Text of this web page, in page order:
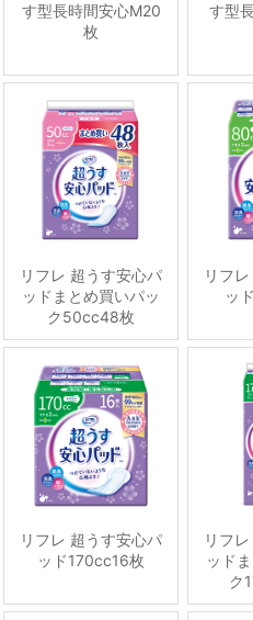
す型長時間安心M20
枚
す型
リフレ 超うす安心パ
ッドまとめ買いパッ
ク50cc48枚
リフ
ッ
リフレ 超うす安心パ
ッド170cc16枚
リフ
ッド
ク